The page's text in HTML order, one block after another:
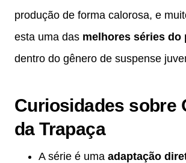
produção de forma calorosa, e
esta uma das melhores séries do
dentro do gênero de suspense
Curiosidades sobre
da Trapaça
A série é uma adaptação